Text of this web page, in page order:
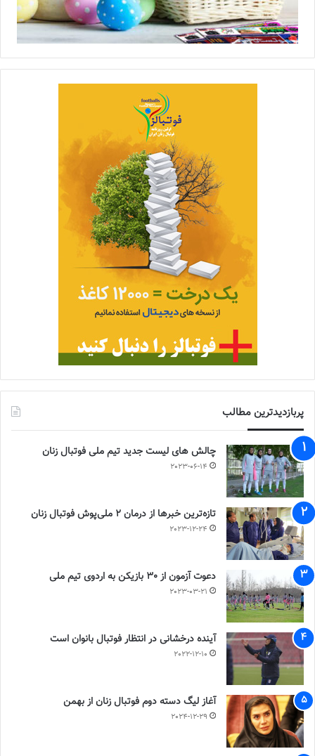
پربازدیدترین مطالب
چالش هاى ليست جدید تيم ملى فوتبال زنان
2023-06-14
تازه‌ترین خبرها از درمان ۲ ملی‌پوش فوتبال زنان
2023-12-24
دعوت آزمون از 30 بازیکن به اردوی تیم ملی
2023-03-21
آینده درخشانی در انتظار فوتبال بانوان است
2022-12-10
آغاز لیگ دسته دوم فوتبال زنان از بهمن
2024-12-29